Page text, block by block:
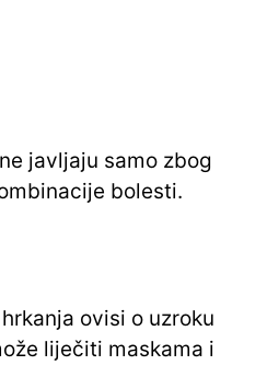
javljaju samo zbog
bolesti.
ovisi o uzroku
liječiti maskama i